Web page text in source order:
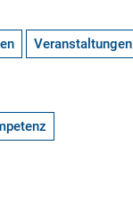
Veranstaltungen